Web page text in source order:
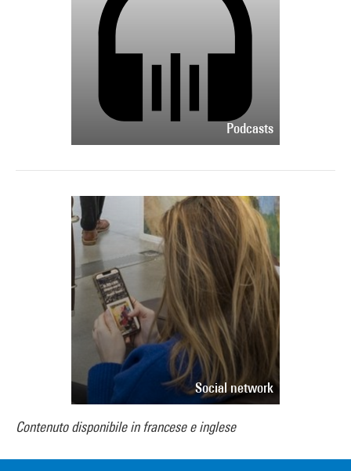
Podcasts
Social network
Contenuto disponibile in francese e inglese